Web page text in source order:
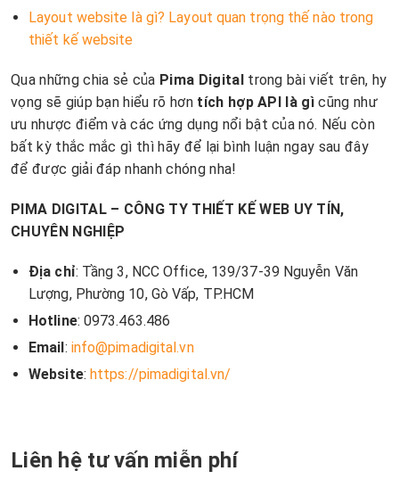
Layout website là gì? Layout quan trọng thế nào trong
thiết kế website
Qua những chia sẻ của Pima Digitaltrong bài viết trên, hy
vọng sẽ giúp bạn hiểu rõ hơn tích hợp API là gì cũng như
ưu nhược điểm và các ứng dụng nổi bật của nó. Nếu còn
bất kỳ thắc mắc gì thì hãy để lại bình luận ngay sau đây
để được giải đáp nhanh chóng nha!
PIMA DIGITAL – CÔNG TY THIẾT KẾ WEB UY TÍN,
CHUYÊN NGHIỆP
Địa chỉ: Tầng 3, NCC Office, 139/37-39 Nguyễn Văn
Lượng, Phường 10, Gò Vấp, TP.HCM
Hotline: 0973.463.486
Email: info@pimadigital.vn
Website: https://pimadigital.vn/
Liên hệ tư vấn miễn phí